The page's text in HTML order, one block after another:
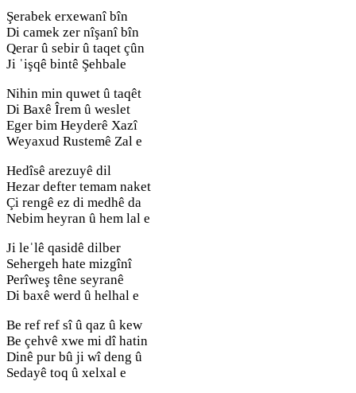
Şerabek erxewanî bîn
Di camek zer nîşanî bîn
Qerar û sebir û taqet çûn
Ji ˈişqê bintê Şehbale
Nihin min quwet û taqêt
Di Baxê Îrem û weslet
Eger bim Heyderê Xazî
Weyaxud Rustemê Zal e
Hedîsê arezuyê dil
Hezar defter temam naket
Çi rengê ez di medhê da
Nebim heyran û hem lal e
Ji leˈlê qasidê dilber
Sehergeh hate mizgînî
Perîweş têne seyranê
Di baxê werd û helhal e
Be ref ref sî û qaz û kew
Be çehvê xwe mi dî hatin
Dinê pur bû ji wî deng û
Sedayê toq û xelxal e